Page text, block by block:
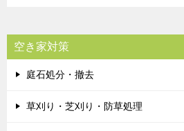
空き家対策
庭石処分・撤去
草刈り・芝刈り・防草処理